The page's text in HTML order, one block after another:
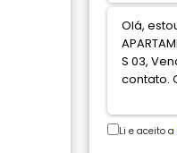
Li e aceito a